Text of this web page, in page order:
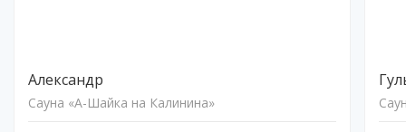
Александр
Сауна «А-Шайка на Калинина»